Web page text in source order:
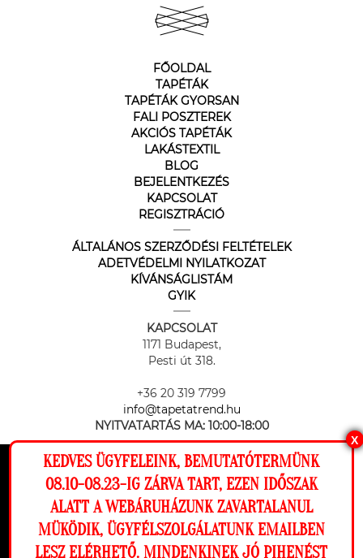
Ez a weboldal cookie-kat használ, hogy a
lehető legjobb élményt nyújtsa honlapunkon.
Beállítások
FŐOLDAL
TAPÉTÁK
TAPÉTÁK GYORSAN
FALI POSZTEREK
AKCIÓS TAPÉTÁK
LAKÁSTEXTIL
BLOG
BEJELENTKEZÉS
KAPCSOLAT
REGISZTRÁCIÓ
ÁLTALÁNOS SZERZŐDÉSI FELTÉTELEK
ADETVÉDELMI NYILATKOZAT
KÍVÁNSÁGLISTÁM
GYIK
KAPCSOLAT
1171 Budapest,
Pesti út 318.
+36 20 319 7799
info@tapetatrend.hu
NYITVATARTÁS MA: 10:00-18:00
Az online fizetést a Barion Payment Zrt. biztosítja, MNB engedély
száma: H-EN-I-1064/2013
X
KEDVES ÜGYFELEINK, BEMUTATÓTERMÜNK
08.10-08.23-IG ZÁRVA TART, EZEN IDŐSZAK
ALATT A WEBÁRUHÁZUNK ZAVARTALANUL
MÜKÖDIK, ÜGYFÉLSZOLGÁLATUNK EMAILBEN
LESZ ELÉRHETŐ. MINDENKINEK JÓ PIHENÉST